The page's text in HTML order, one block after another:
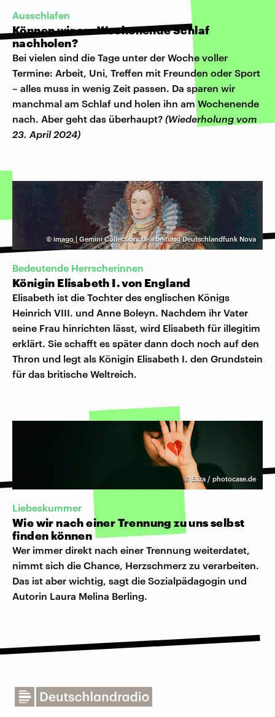
Ausschlafen
Können wir am Wochenende Schlaf
nachholen?
Bei vielen sind die Tage unter der Woche voller
Termine: Arbeit, Uni, Treffen mit Freunden oder Sport
– alles muss in wenig Zeit passen. Da sparen wir
manchmal am Schlaf und holen ihn am Wochenende
nach. Aber geht das überhaupt? (Wiederholung vom
23. April 2024)
©imago | Gemini Collection; Bearbeitung Deutschlandfunk Nova
Bedeutende Herrscherinnen
Königin Elisabeth I. von England
Elisabeth ist die Tochter des englischen Königs
Heinrich VIII. und Anne Boleyn. Nachdem ihr Vater
seine Frau hinrichten lässt, wird Elisabeth für illegitim
erklärt. Sie schafft es später dann doch noch auf den
Thron und legt als Königin Elisabeth I. den Grundstein
für das britische Weltreich.
© Eliza / photocase.de
Liebeskummer
Wie wir nach einer Trennung zu uns selbst
finden können
Wer immer direkt nach einer Trennung weiterdatet,
nimmt sich die Chance, Herzschmerz zu verarbeiten.
Das ist aber wichtig, sagt die Sozialpädagogin und
Autorin Laura Melina Berling.